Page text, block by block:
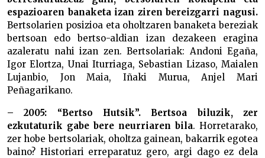
espazioaren banaketa izan ziren bereizgarri nagusi.
Bertsolarien posizioa eta oholtzaren banaketa bereziak
bertsoan edo bertso-aldian izan dezakeen eragina
azaleratu nahi izan zen. Bertsolariak: Andoni Egaña,
Igor Elortza, Unai Iturriaga, Sebastian Lizaso, Maialen
Lujanbio, Jon Maia, Iñaki Murua, Anjel Mari
Peñagarikano.
– 2005: “Bertso Hutsik”. Bertsoa biluzik, zer
ezkutaturik gabe bere neurriaren bila. Horretarako,
zer hobe bertsolariak, oholtza gainean, bakarrik egotea
baino? Historiari erreparatuz gero, argi dago ez dela